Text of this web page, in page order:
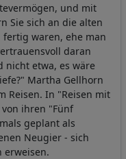
und mit
Sie sich an die alten
waren, ehe man
daran
nicht etwa, es wäre
Martha Gellhorn
Reisen. In "Reisen mit
ihren "Fünf
geplant als
Neugier - sich
erweisen.